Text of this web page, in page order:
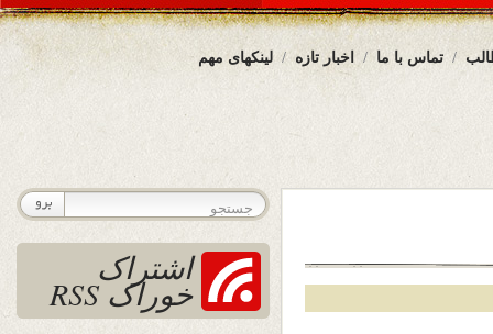
لینکهای مهم اخبار تازه تماس با ما
اشتراک
خوراک RSS